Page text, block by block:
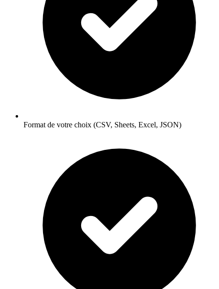
Format de votre choix (CSV, Sheets, Excel, JSON)